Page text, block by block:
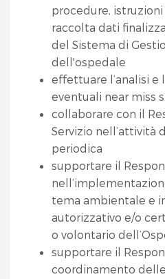
procedure,
raccolta dati
del Sistema di
dell'ospedale
effettuare l’analisi e
eventuali near miss
collaborare con il
Servizio nell’attività
periodica
supportare il
tema ambientale e
autorizzativo e/o
o volontario
supportare il
coordinamento